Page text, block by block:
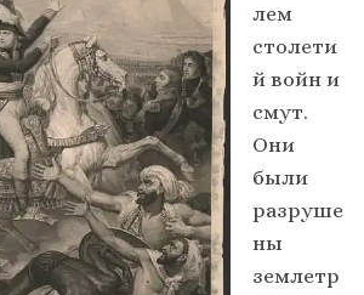
лем
столети
й войн и
смут.
Они
были
разруше
ны
землетр